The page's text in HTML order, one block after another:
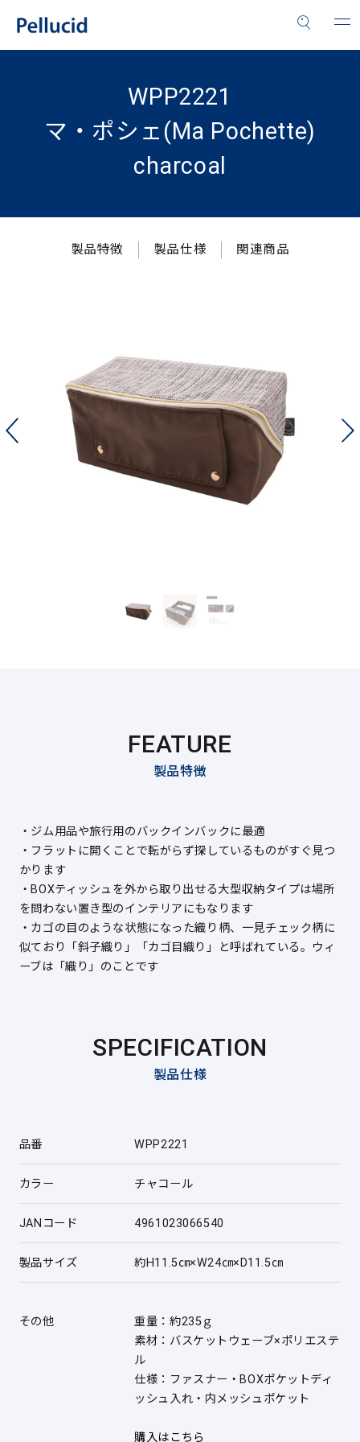
WPP2221
マ・ポシェ(Ma Pochette)
charcoal
製品特徴 製品仕様 関連商品
FEATURE
製品特徴
・ジム用品や旅行用のバックインバックに最適
・フラットに開くことで転がらず探しているものがすぐ見つ
かります
・BOXティッシュを外から取り出せる大型収納タイプは場所
を問わない置き型のインテリアにもなります
・カゴの目のような状態になった織り柄、一見チェック柄に
似ており「斜子織り」「カゴ目織り」と呼ばれている。ウィ
ーブは「織り」のことです
SPECIFICATION
製品仕様
品番 WPP2221
カラー チャコール
JANコード 4961023066540
製品サイズ 約H11.5㎝×W24㎝×D11.5㎝
その他
重量：約235ｇ
素材：バスケットウェーブ×ポリエステ
ル
仕様：ファスナー・BOXポケットディ
ッシュ入れ・内メッシュポケット
購入はこちら